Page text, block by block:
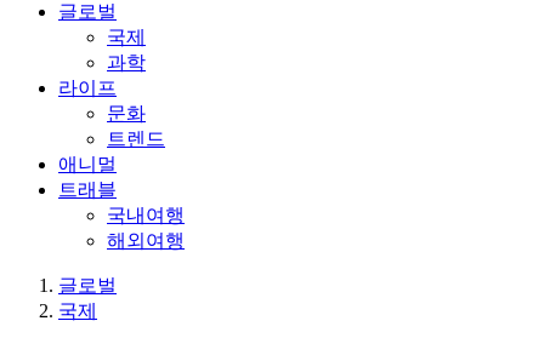
글로벌
국제
과학
라이프
문화
트렌드
애니멀
트래블
국내여행
해외여행
글로벌
국제